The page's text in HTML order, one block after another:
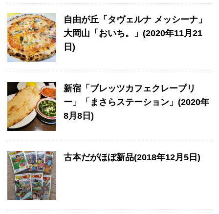
自由が丘「タヴェルナ メッシーナ」
大岡山「おいち。」(2020年11月21
日)
新宿「ブレッツカフェクレープリ
ー」「まさらステーション」(2020年
8月8日)
古本だがほぼ新品(2018年12月5日)